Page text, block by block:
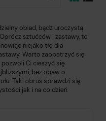
obiad, bądź uroczystą
sztućców i zastawy, to
niejako tło dla
Warto zaopatrzyć się
Ci cieszyć się
bez obaw o
Taki obrus sprawdzi się
jak i na co dzień.